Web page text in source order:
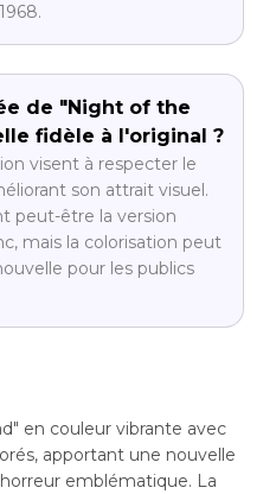
de "Night of the
fidèle à l'original ?
visent à respecter le
son attrait visuel.
peut-être la version
mais la colorisation peut
pour les publics
en couleur vibrante avec
apportant une nouvelle
emblématique. La